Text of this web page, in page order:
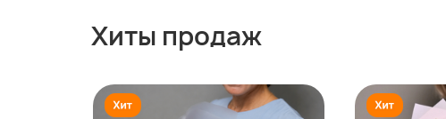
Хиты продаж